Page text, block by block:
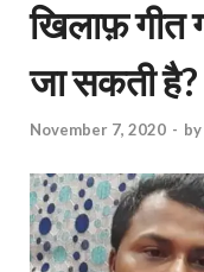
खिलाफ़ गीत
जा सकती है?
November 7, 2020 - by